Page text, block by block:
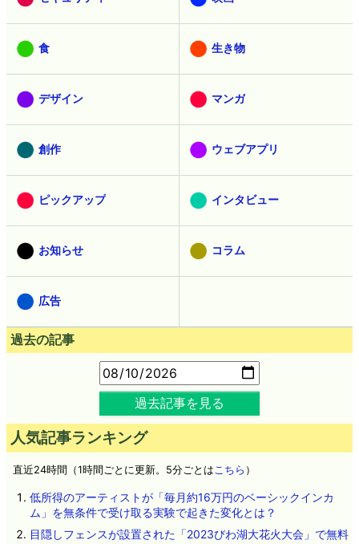
食 生き物
デザイン マンガ
創作 ウェブアプリ
ピックアップ インタビュー
お知らせ コラム
広告
過去の記事
過去記事を見る
人気記事ランキング
直近24時間（1時間ごとに更新。5分ごとは こちら ）
低所得のアーティストが「毎月約16万円のベーシックインカ
ム」を無条件で受け取る実験で起きた変化とは？
目隠しフェンスが設置された「2023びわ湖大花火大会」で無料